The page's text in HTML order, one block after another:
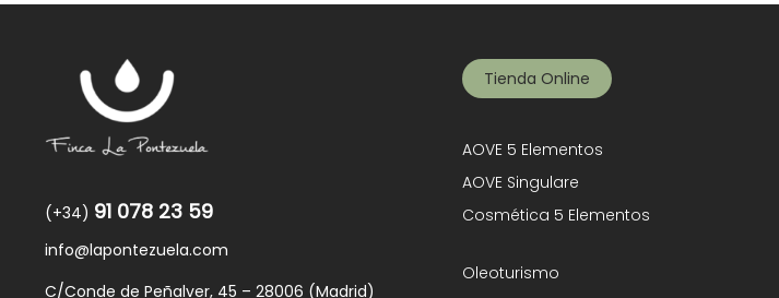
(+34) 91 078 23 59
info@lapontezuela.com
C/Conde de Peñalver, 45 – 28006 (Madrid)
Tienda Online
AOVE 5 Elementos
AOVE Singulare
Cosmética 5 Elementos
Oleoturismo